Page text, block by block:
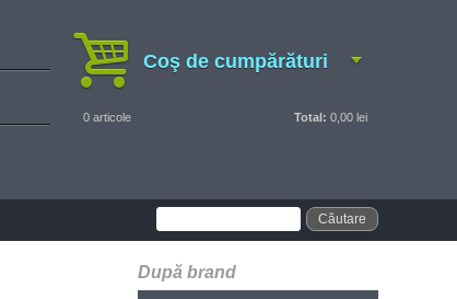
Coş de cumpărături
0 articole Total: 0,00 lei
După brand